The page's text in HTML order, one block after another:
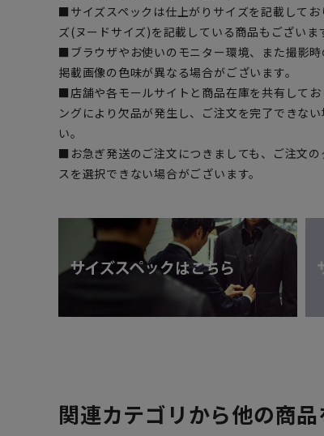
■サイズスペックは仕上がりサイズを記載して
ズ(ヌードサイズ)を記載している商品もございま
■ブラウザやお使いのモニター環境、また撮影
掲載画像の色味が異なる場合がございます。
■店舗や各モールサイトと商品在庫を共有して
ングにより欠品が発生し、ご注文を完了できな
い。
■お急ぎ発送のご注文につきましても、ご注文
スを選択できない場合がございます。
関連カテゴリから他の商品